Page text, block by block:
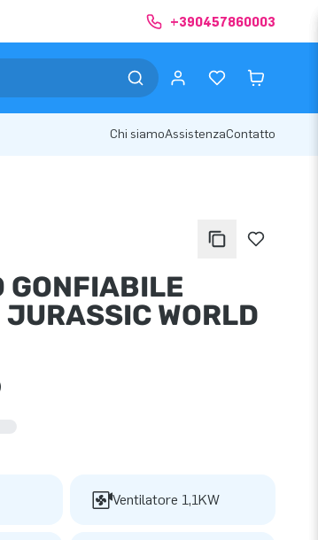
+390457860003
Chi siamoAssistenzaContatto
GONFIABILE
WORLD
Ventilatore 1,1KW